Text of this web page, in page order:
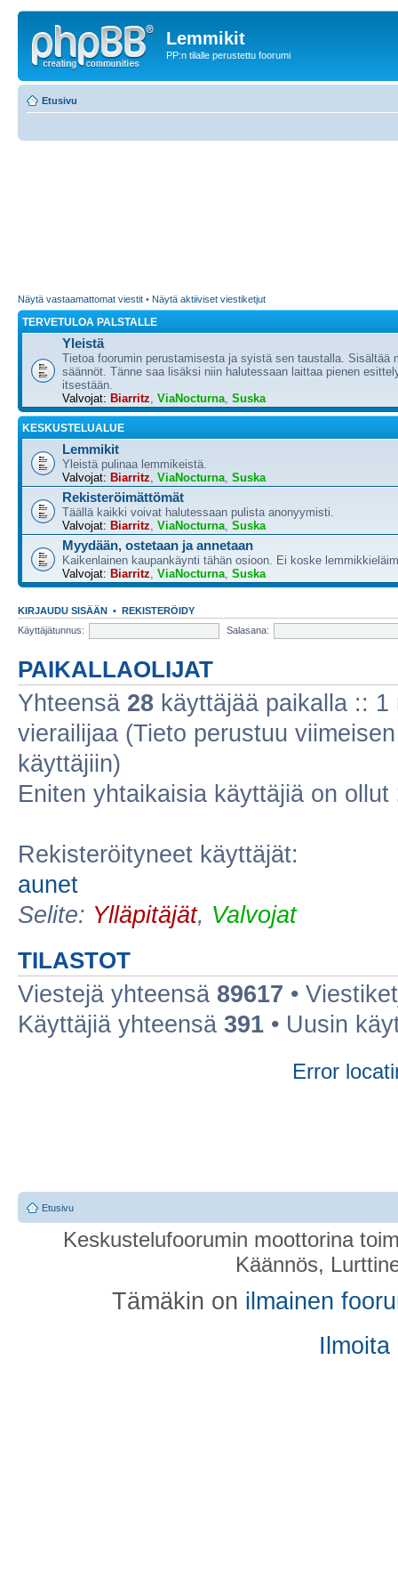
Lemmikit
PP:n tilalle perustettu foorumi
Etusivu
Näytä vastaamattomat viestit • Näytä aktiiviset viestiketjut
TERVETULOA PALSTALLE
Yleistä
Tietoa foorumin perustamisesta ja syistä sen taustalla. Sisältää
säännöt. Tänne saa lisäksi niin halutessaan laittaa pienen
itsestään.
Valvojat: Biarritz, ViaNocturna, Suska
KESKUSTELUALUE
Lemmikit
Yleistä pulinaa lemmikeistä.
Valvojat: Biarritz, ViaNocturna, Suska
Rekisteröimättömät
Täällä kaikki voivat halutessaan pulista anonyymisti.
Valvojat: Biarritz, ViaNocturna, Suska
Myydään, ostetaan ja annetaan
Kaikenlainen kaupankäynti tähän osioon. Ei koske
Valvojat: Biarritz, ViaNocturna, Suska
KIRJAUDU SISÄÄN • REKISTERÖIDY
Käyttäjätunnus:
Salasana:
PAIKALLAOLIJAT
Yhteensä 28 käyttäjää paikalla ::
vierailijaa (Tieto perustuu
käyttäjiin)
Eniten yhtaikaisia käyttäjiä on ollut
Rekisteröityneet käyttäjät:
aunet
Selite: Ylläpitäjät, Valvojat
TILASTOT
Viestejä yhteensä 89617 •
Käyttäjiä yhteensä 391 • Uusin
Error
Etusivu
Keskustelufoorumin moottorina
Käännös,
Tämäkin on ilmainen